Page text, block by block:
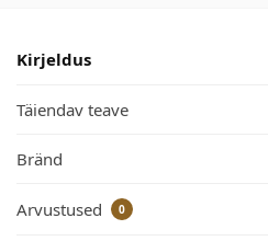
Kirjeldus
Täiendav teave
Bränd
Arvustused 0